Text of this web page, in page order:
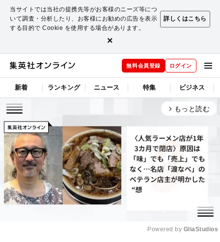
当サイトでは当社の提携先等がお客様のニーズ等につ
いて調査・分析したり、お客様にお勧めの広告を表示
する目的で Cookie を使用する場合があります。
詳しくはこちら
×
無料会員登録 ログイン
新着 ランキング ニュース 特集 ビジネス
arrow_forward_ios もっと読む
Powered by GliaStudios